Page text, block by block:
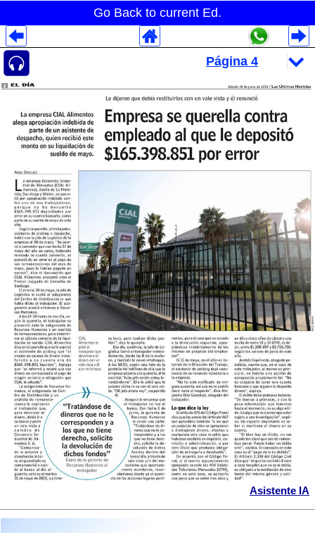
Go Back to current Ed.
Asistente IA
Despliegues Analytics
Despliegues Totales
Despliegues por Rubros